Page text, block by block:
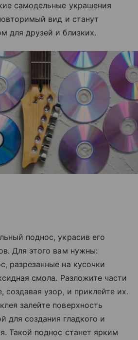
самодельные украшения
вид и станут
для друзей и близких.
поднос, украсив его
Для этого вам нужны:
разрезанные на кусочки
смола. Разложите части
создавая узор, и приклейте их.
залейте поверхность
для создания гладкого и
Такой поднос станет ярким